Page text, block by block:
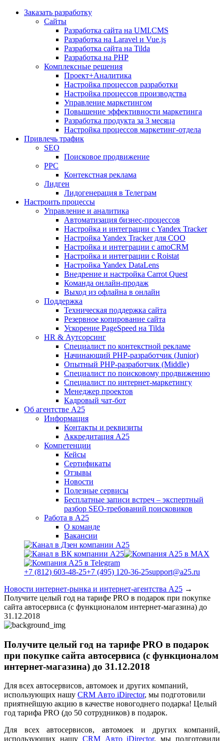
Заказать разработку
Сайты
Разработка сайта на UMI.CMS
Разработка на Laravel и Vue.js
Разработка сайта на Tilda
Разработка на PHP
Комплексные решения
Проект+Аналитика
Настройка процессов разработки
Настройка процессов производства
Управление маркетингом
Повышение эффективности маркетинга
Разработка продукта за 3 месяца
Настройка процессов маркетинг-отдела
Привлечь трафик
SEO
Поисковое продвижение
PPC
Контекстная реклама
Лидген
Лидогенерация в Телеграм
Настроить процессы
Управление и аналитика
Автоматизация бизнес-процессов
Настройка и интеграции с Yandex Tracker
Настройка Yandex Tracker для СОО
Настройка и интеграции с amoCRM
Настройка и интеграции с Roistat
Настройка Yandex DataLens
Внедрение и настройка Carrot Quest
Команда онлайн-продаж
Выход из офлайна в онлайн
Поддержка
Техническая поддержка сайта
Резервное копирование сайта
Ускорение PageSpeed на Tilda
HR & Аутсорсинг
Специалист по контекстной рекламе
Начинающий PHP-разработчик (Junior)
Опытный PHP-разработчик (Middle)
Специалист по поисковому продвижению
Специалист по интернет-маркетингу
Менеджер проектов
Кадровый чат-бот
Об агентстве А25
Информация
Контакты и реквизиты
Аккредитация А25
Компетенции
Кейсы
Сертификаты
Отзывы
Новости
Полезные сервисы
Бесплатные записи встреч – экспертный
разбор SEO-требований поисковиков
Работа в А25
О команде
Вакансии
+7 (812) 603-48-25+7 (495) 120-36-25support@a25.ru
Новости интернет-рынка и интернет-агентства А25 →
Получите целый год на тарифе PRO в подарок при покупке
сайта автосервиса (с функционалом интернет-магазина) до
31.12.2018
Получите целый год на тарифе PRO в подарок
при покупке сайта автосервиса (с функционалом
интернет-магазина) до 31.12.2018
Для всех автосервисов, автомоек и других компаний,
использующих нашу CRM Авто iDirector, мы подготовили
приятнейшую акцию в качестве новогоднего подарка! Целый
год тарифа PRO (до 50 сотрудников) в подарок.
Для всех автосервисов, автомоек и других компаний,
использующих нашу CRM Авто iDirector, мы подготовили